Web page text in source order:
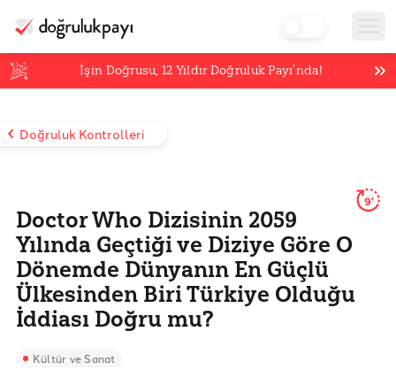
İşin Doğrusu,12 Yıldır Doğruluk Payı’nda!
Doğruluk Kontrolleri
Doctor Who Dizisinin 2059
Yılında Geçtiği ve Diziye Göre O
Dönemde Dünyanın En Güçlü
Ülkesinden Biri Türkiye Olduğu
İddiası Doğru mu?
9'
Kültür ve Sanat